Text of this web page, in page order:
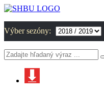
Výber sezóny: